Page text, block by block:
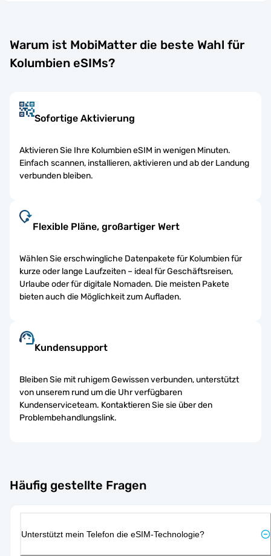
Warum ist MobiMatter die beste Wahl für
Kolumbien eSIMs?
Sofortige Aktivierung
Aktivieren Sie Ihre Kolumbien eSIM in wenigen Minuten.
Einfach scannen, installieren, aktivieren und ab der Landung
verbunden bleiben.
Flexible Pläne, großartiger Wert
Wählen Sie erschwingliche Datenpakete für Kolumbien für
kurze oder lange Laufzeiten – ideal für Geschäftsreisen,
Urlaube oder für digitale Nomaden. Die meisten Pakete
bieten auch die Möglichkeit zum Aufladen.
Kundensupport
Bleiben Sie mit ruhigem Gewissen verbunden, unterstützt
von unserem rund um die Uhr verfügbaren
Kundenserviceteam. Kontaktieren Sie sie über den
Problembehandlungslink.
Häufig gestellte Fragen
Unterstützt mein Telefon die eSIM-Technologie?